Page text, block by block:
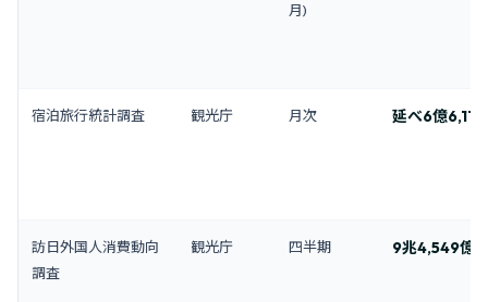
月)
宿泊旅行統計調査 観光庁 月次 延べ6億6,111
訪日外国人消費動向
調査
観光庁 四半期 9兆4,549億